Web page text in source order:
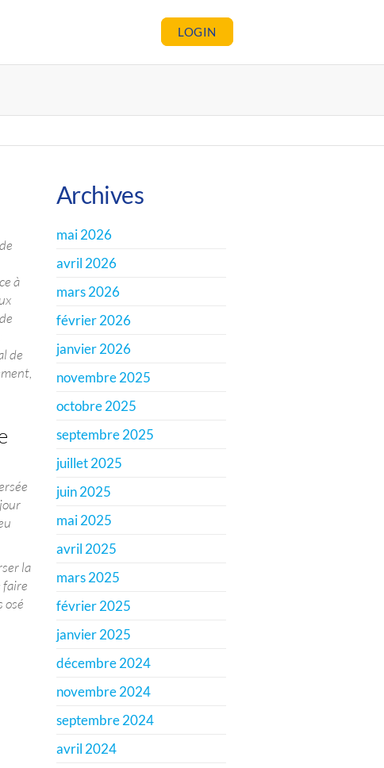
LOGIN
à
de
la
faire
osé
Archives
mai 2026
avril 2026
mars 2026
février 2026
janvier 2026
novembre 2025
octobre 2025
septembre 2025
juillet 2025
juin 2025
mai 2025
avril 2025
mars 2025
février 2025
janvier 2025
décembre 2024
novembre 2024
septembre 2024
avril 2024